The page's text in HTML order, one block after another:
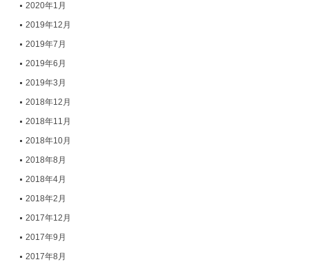
2020年1月
2019年12月
2019年7月
2019年6月
2019年3月
2018年12月
2018年11月
2018年10月
2018年8月
2018年4月
2018年2月
2017年12月
2017年9月
2017年8月